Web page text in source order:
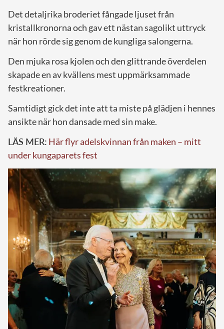
Det detaljrika broderiet fångade ljuset från
kristallkronorna och gav ett nästan sagolikt uttryck
när hon rörde sig genom de kungliga salongerna.
Den mjuka rosa kjolen och den glittrande överdelen
skapade en av kvällens mest uppmärksammade
festkreationer.
Samtidigt gick det inte att ta miste på glädjen i hennes
ansikte när hon dansade med sin make.
LÄS MER: Här flyr adelskvinnan från maken – mitt
under kungaparets fest